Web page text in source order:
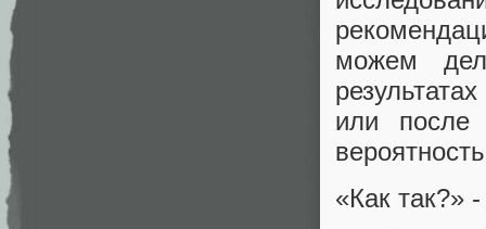
можем
или после
«Как так?»